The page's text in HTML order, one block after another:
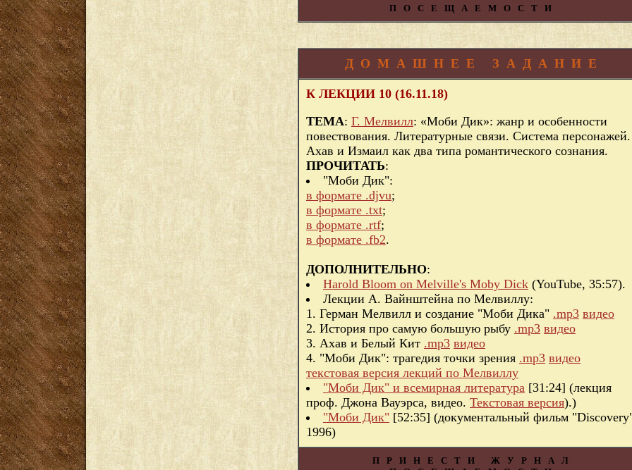
ПОСЕЩАЕМОСТИ
ДОМАШНЕЕ ЗАДАНИЕ
К ЛЕКЦИИ 10 (16.11.18)
ТЕМА: Г. Мелвилл: «Моби Дик»: жанр и особенности
повествования. Литературные связи. Система персонажей.
Ахав и Измаил как два типа романтического сознания.
ПРОЧИТАТЬ:
"Моби Дик":
в формате .djvu;
в формате .txt;
в формате .rtf;
в формате .fb2.
ДОПОЛНИТЕЛЬНО:
Harold Bloom on Melville's Moby Dick (YouTube, 35:57).
Лекции А. Вайнштейна по Мелвиллу:
1. Герман Мелвилл и создание "Моби Дика" .mp3 видео
2. История про самую большую рыбу .mp3 видео
3. Ахав и Белый Кит .mp3 видео
4. "Моби Дик": трагедия точки зрения .mp3 видео
текстовая версия лекций по Мелвиллу
"Моби Дик" и всемирная литература [31:24] (лекция
проф. Джона Вауэрса, видео. Текстовая версия).)
"Моби Дик" [52:35] (документальный фильм
1996)
ПРИНЕСТИ ЖУРНАЛ